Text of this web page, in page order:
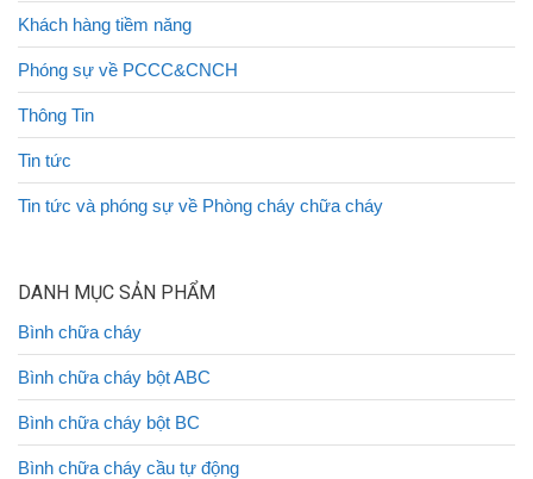
Khách hàng tiềm năng
Phóng sự về PCCC&CNCH
Thông Tin
Tin tức
Tin tức và phóng sự về Phòng cháy chữa cháy
DANH MỤC SẢN PHẨM
Bình chữa cháy
Bình chữa cháy bột ABC
Bình chữa cháy bột BC
Bình chữa cháy cầu tự động